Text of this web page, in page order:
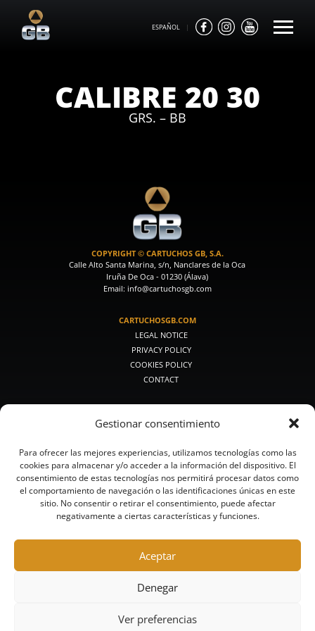
Gestionar consentimiento
Para ofrecer las mejores experiencias, utilizamos tecnologías como las
cookies para almacenar y/o acceder a la información del dispositivo. El
consentimiento de estas tecnologías nos permitirá procesar datos como
el comportamiento de navegación o las identificaciones únicas en este
sitio. No consentir o retirar el consentimiento, puede afectar
negativamente a ciertas características y funciones.
Aceptar
Denegar
Ver preferencias
ESPAÑOL |
CALIBRE 20 30
GRS. – BB
COPYRIGHT © CARTUCHOS GB, S.A.
Calle Alto Santa Marina, s/n, Nanclares de la Oca
Iruña De Oca - 01230 (Álava)
Email: info@cartuchosgb.com
CARTUCHOSGB.COM
LEGAL NOTICE
PRIVACY POLICY
COOKIES POLICY
CONTACT
PREMIUM HUNTING
CLASSIC HUNTING
SMALL CALIBERS
BULLETS AND BUCKSHOT
STEEL HUNTING
LEAD-FREE HUNTING
HUNTING-TOURS
HIGH COMPETITION
STEEL